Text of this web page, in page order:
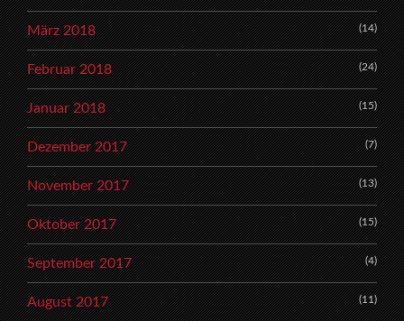
März 2018 (14)
Februar 2018 (24)
Januar 2018 (15)
Dezember 2017 (7)
November 2017 (13)
Oktober 2017 (15)
September 2017 (4)
August 2017 (11)